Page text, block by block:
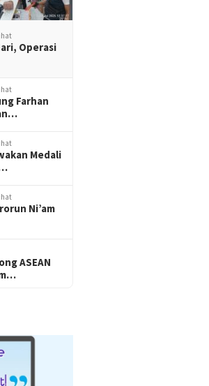
RI-Thailand Dorong ASEAN
Myanmar Lewat Konsensus 5
Poin
Operasi
Farhan
Medali
Ni’am
ASEAN